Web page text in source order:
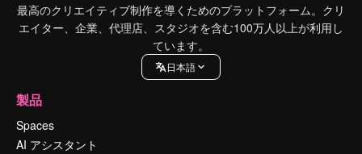
最高のクリエイティブ制作を導くためのプラットフォーム。クリ
エイター、企業、代理店、スタジオを含む100万人以上が利用し
ています。
日本語
製品
Spaces
AI アシスタント